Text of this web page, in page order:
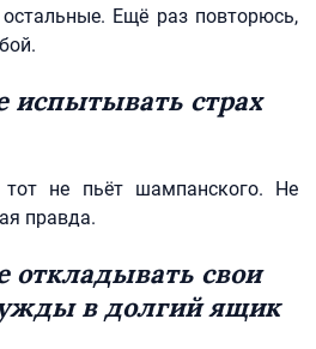
Ещё раз повторюсь,
испытывать страх
тот не пьёт шампанского. Не
правда.
откладывать свои
в долгий ящик